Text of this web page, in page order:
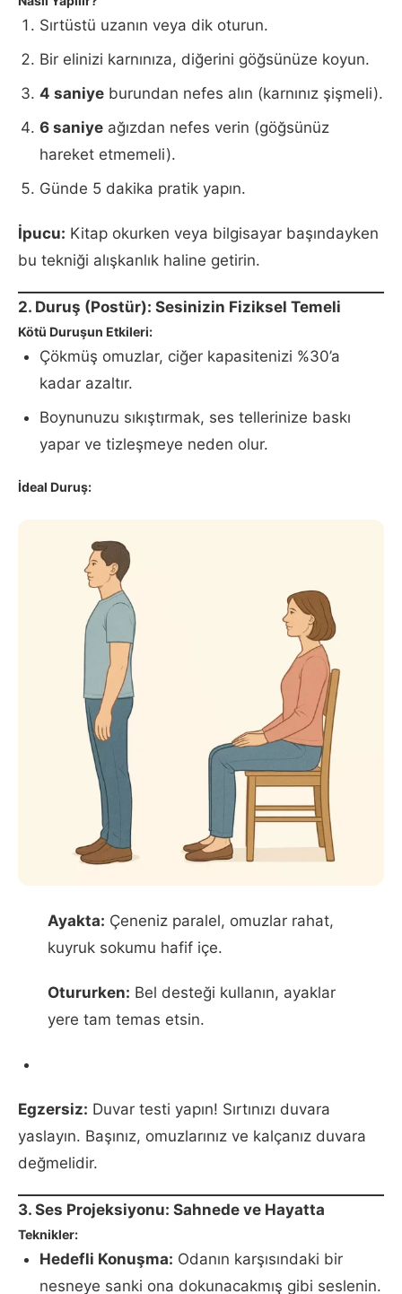
Sırtüstü uzanın veya dik oturun.
Bir elinizi karnınıza, diğerini göğsünüze koyun.
4 saniye burundan nefes alın (karnınız şişmeli).
6 saniye ağızdan nefes verin (göğsünüz
hareket etmemeli).
Günde 5 dakika pratik yapın.
İpucu: Kitap okurken veya bilgisayar başındayken
bu tekniği alışkanlık haline getirin.
2. Duruş (Postür): Sesinizin Fiziksel Temeli
Kötü Duruşun Etkileri:
Çökmüş omuzlar, ciğer kapasitenizi %30’a
kadar azaltır.
Boynunuzu sıkıştırmak, ses tellerinize baskı
yapar ve tizleşmeye neden olur.
İdeal Duruş:
Ayakta: Çeneniz paralel, omuzlar rahat,
kuyruk sokumu hafif içe.
Otururken: Bel desteği kullanın, ayaklar
yere tam temas etsin.
Egzersiz: Duvar testi yapın! Sırtınızı duvara
yaslayın. Başınız, omuzlarınız ve kalçanız duvara
değmelidir.
3. Ses Projeksiyonu: Sahnede ve Hayatta
Teknikler:
Hedefli Konuşma: Odanın karşısındaki bir
nesneye sanki ona dokunacakmış gibi seslenin.